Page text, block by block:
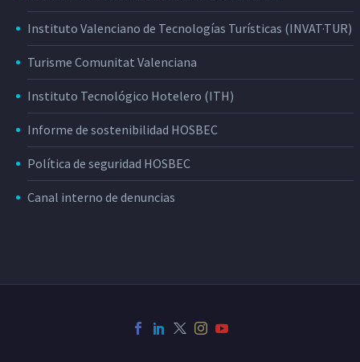
Instituto Valenciano de Tecnologías Turísticas (INVAT·TUR)
Turisme Comunitat Valenciana
Instituto Tecnológico Hotelero (ITH)
Informe de sostenibilidad HOSBEC
Política de seguridad HOSBEC
Canal interno de denuncias